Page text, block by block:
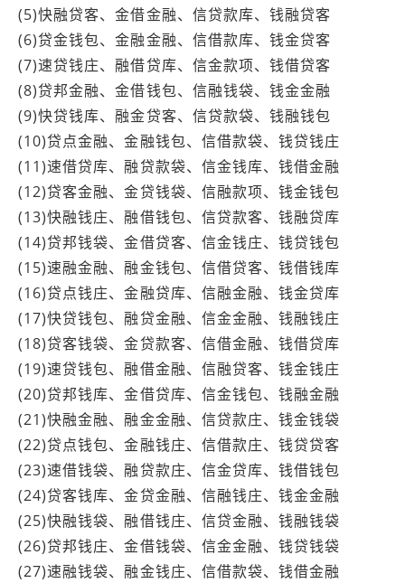
(5)快融贷客、金借金融、信贷款库、钱融贷客
(6)贷金钱包、金融金融、信借款库、钱金贷客
(7)速贷钱庄、融借贷库、信金款项、钱借贷客
(8)贷邦金融、金借钱包、信融钱袋、钱金金融
(9)快贷钱库、融金贷客、信贷款袋、钱融钱包
(10)贷点金融、金融钱包、信借款袋、钱贷钱庄
(11)速借贷库、融贷款袋、信金钱库、钱借金融
(12)贷客金融、金贷钱袋、信融款项、钱金钱包
(13)快融钱庄、融借钱包、信贷款客、钱融贷库
(14)贷邦钱袋、金借贷客、信金钱庄、钱贷钱包
(15)速融金融、融金钱包、信借贷客、钱借钱库
(16)贷点钱庄、金融贷库、信融金融、钱金贷库
(17)快贷钱包、融贷金融、信金金融、钱融钱庄
(18)贷客钱袋、金贷款客、信借金融、钱借贷库
(19)速贷钱包、融借金融、信融贷客、钱金钱庄
(20)贷邦钱库、金借贷库、信金钱包、钱融金融
(21)快融金融、融金金融、信贷款庄、钱金钱袋
(22)贷点钱包、金融钱庄、信借款庄、钱贷贷客
(23)速借钱袋、融贷款庄、信金贷库、钱借钱包
(24)贷客钱库、金贷金融、信融钱庄、钱金金融
(25)快融钱袋、融借钱庄、信贷金融、钱融钱袋
(26)贷邦钱庄、金借钱袋、信金金融、钱贷钱袋
(27)速融钱袋、融金钱庄、信借款袋、钱借金融